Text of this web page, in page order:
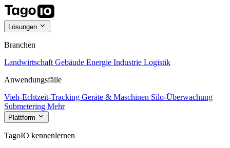
Lösungen
Branchen
Landwirtschaft Gebäude Energie Industrie Logistik
Anwendungsfälle
Vieh-Echtzeit-Tracking Geräte & Maschinen Silo-Überwachung
Submetering Mehr
Plattform
TagoIO kennenlernen